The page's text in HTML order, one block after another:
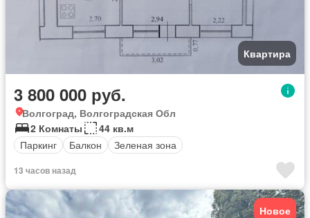
Квартира
3 800 000 руб.
Волгоград, Волгоградская Обл
2 Комнаты
44 кв.м
Паркинг
Балкон Зеленая зона
13 часов назад
Новое